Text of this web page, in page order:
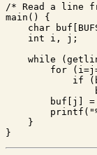
/* Read a line
main() {
char
    int i, j;
while
for
buf[j] =
    }